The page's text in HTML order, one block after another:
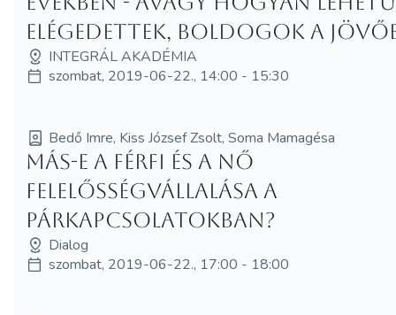
elégedettek, boldogok a
INTEGRÁL AKADÉMIA
szombat, 2019-06-22., 14:00 - 15:30
Bedő Imre, Kiss József Zsolt, Soma Mamagésa
Más-e a férfi és a nő
felelősségvállalása a
párkapcsolatokban?
Dialog
szombat, 2019-06-22., 17:00 - 18:00